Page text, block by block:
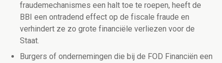
fraudemechanismes een halt toe te roepen, heeft de
BBI een ontradend effect op de fiscale fraude en
verhindert ze zo grote financiële verliezen voor de
Staat.
Burgers of ondernemingen die bij de FOD Financiën een